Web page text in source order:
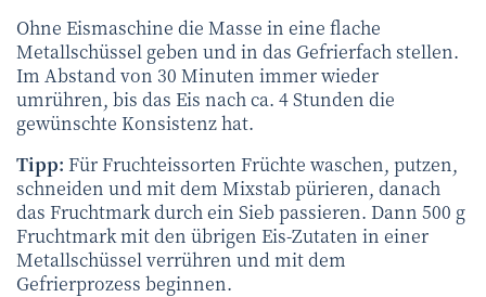
Ohne Eismaschine die Masse in eine flache
Metallschüssel geben und in das Gefrierfach stellen.
Im Abstand von 30 Minuten immer wieder
umrühren, bis das Eis nach ca. 4 Stunden die
gewünschte Konsistenz hat.
Tipp: Für Fruchteissorten Früchte waschen, putzen,
schneiden und mit dem Mixstab pürieren, danach
das Fruchtmark durch ein Sieb passieren. Dann 500 g
Fruchtmark mit den übrigen Eis-Zutaten in einer
Metallschüssel verrühren und mit dem
Gefrierprozess beginnen.